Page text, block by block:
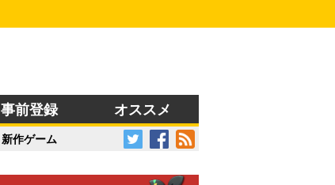
事前登録 オススメ
新作ゲーム